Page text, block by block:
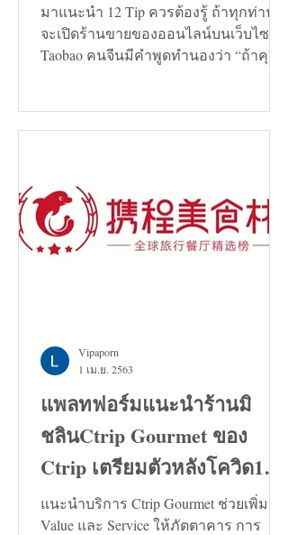
มาแนะนำ 12 Tip ควรต้องรู้ ถ้าทุกท่าน
จะเปิดร้านขายของออนไลน์บนเว็บไซต์
Taobao คนจีนมีคำพูดทำนองว่า “ถ้าคุณ
แพลทฟอร์มแนะนำร้านมิ
ชลินCtrip Gourmet ของ
Ctrip เตรียมตัวหลังโควิด19
คลี่คลาย
แนะนำบริการ Ctrip Gourmet ช่วยเพิ่ม
Value และ Service ให้ภัตตาคาร การ
Vipaporn
1 เม.ย. 2563